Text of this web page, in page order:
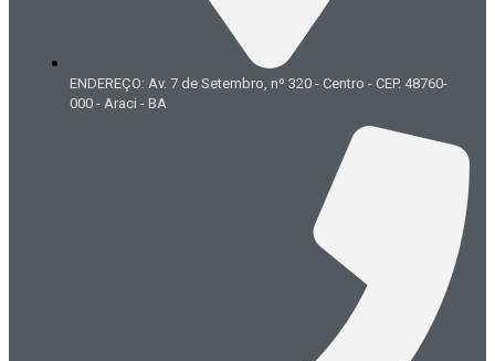
ENDEREÇO: Av. 7 de Setembro, nº 320 - Centro - CEP. 48760-
000 - Araci - BA